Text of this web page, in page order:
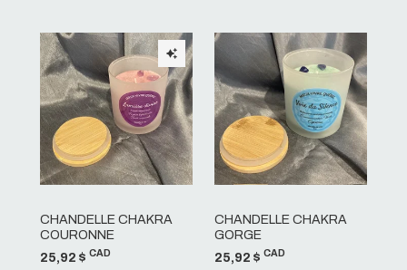
CHANDELLE CHAKRA
COURONNE
25,92 $ CAD
CHANDELLE CHAKRA
GORGE
25,92 $ CAD